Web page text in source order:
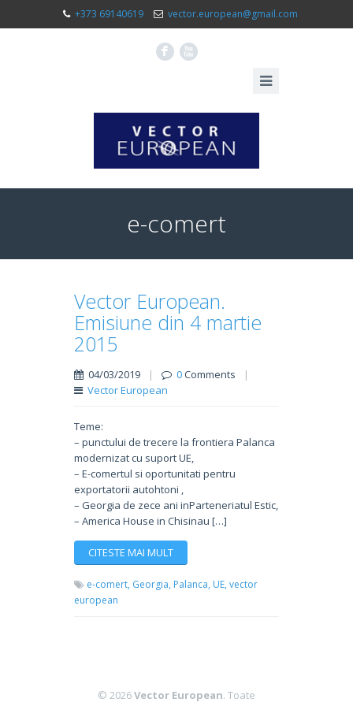
+373 69140619 vector.european@gmail.com
F X
e-comert
Vector European.
Emisiune din 4 martie
2015
04/03/2019 | 0Comments
|
Vector European
Teme:
– punctului de trecere la frontiera Palanca
modernizat cu suport UE,
– E-comertul si oportunitati pentru
exportatorii autohtoni ,
– Georgia de zece ani inParteneriatul Estic,
– America House in Chisinau […]
CITESTE MAI MULT
e-comert, Georgia, Palanca, UE, vector
european
© 2026Vector European. Toate